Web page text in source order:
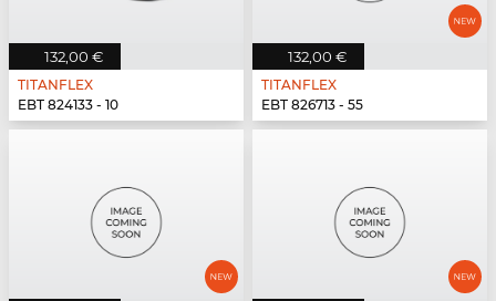
132,00 €
TITANFLEX
EBT 824133 - 10
132,00 €
TITANFLEX
EBT 826713 - 55